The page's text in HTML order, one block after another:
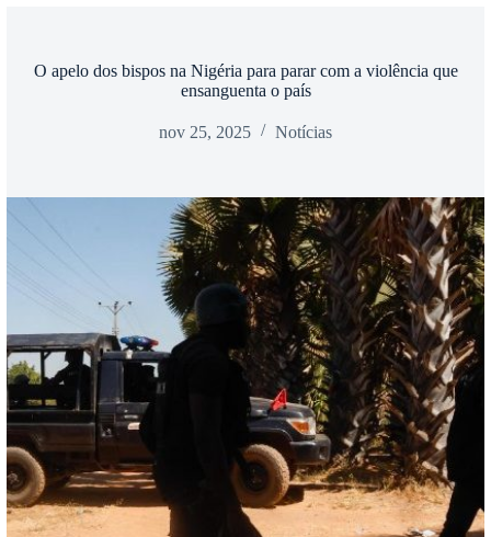
O apelo dos bispos na Nigéria para parar com a violência que
ensanguenta o país
nov 25, 2025 Notícias